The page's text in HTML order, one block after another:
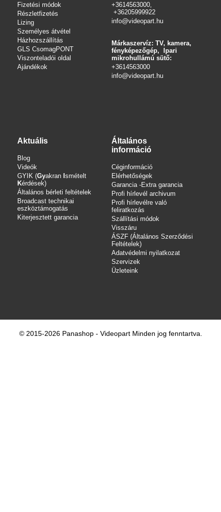
Fizetési módok
Részletfizetés
Lizing
Személyes átvétel
Házhozszállítás
GLS CsomagPONT
Viszonteladói oldal
Ajándékok
+3614563000,
+36205999922
info@videopart.hu
Márkaszervíz: TV, kamera,
fényképezőgép, Ipari
mikrohullámú sütő:
+3614563000
info@videopart.hu
Aktuális
Blog
Videók
GYIK (Gyakran Ismételt
Kérdések)
Általános bérleti feltételek
Broadcast technikai
eszköztámogatás
Kiterjesztett garancia
Általános
információ
Céginformáció
Elérhetőségek
Garancia -Extra garancia
Profi hírlevél archivum
Profi hírlevélre való
feliratkozás
Szállítási módok
Visszáru
ÁSZF (Általános Szerződési
Feltételek)
Adatvédelmi nyilatkozat
Szervizek
Üzleteink
© 2015-2026 Panashop - Videopart Minden jog fenntartva.